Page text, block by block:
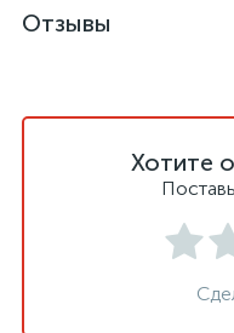
Отзывы
Хотите